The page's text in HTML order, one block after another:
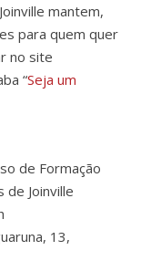
mantem,
para quem quer
no site
“Seja um
de Formação
Joinville
13,